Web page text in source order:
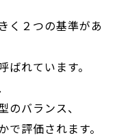
く２つの基準があ
ばれています。
のバランス、
評価されます。